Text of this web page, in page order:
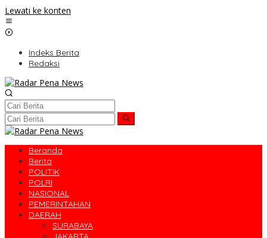
Lewati ke konten
Indeks Berita
Redaksi
Beranda
Berita
POLITIK
POLRI
NASIONAL
PEMERINTAHAN
DAERAH
SURABAYA